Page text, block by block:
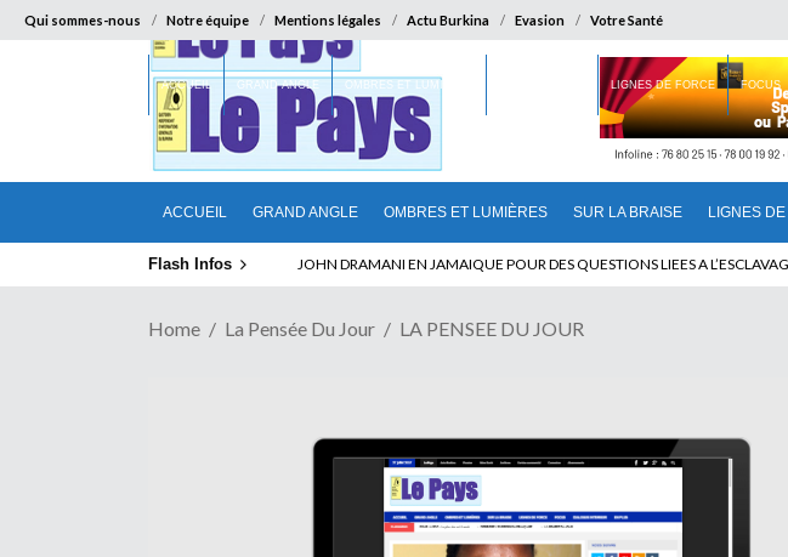
Qui sommes-nous Notre équipe Mentions légales Actu Burkina Evasion Votre Santé
ACCUEIL GRAND ANGLE OMBRES ET LUMIÈRES SUR LA BRAISE LIGNES
ACCUEIL GRAND ANGLE OMBRES ET LUMIÈRES LIGNES DE FORCE FOCUS
Flash Infos ELECTION DE TALON A LA TETE DU SENAT BENINOIS : Quand Patrice
Home La Pensée Du Jour LA PENSEE DU JOUR